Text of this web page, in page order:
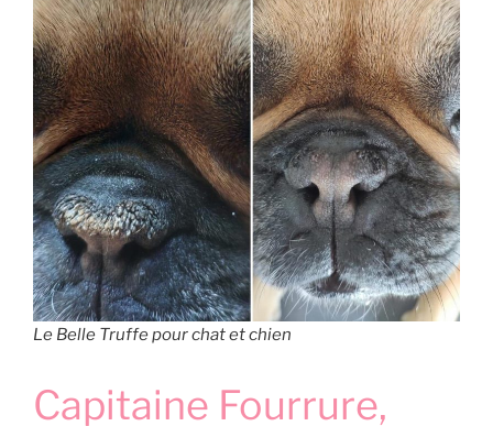
Le Belle Truffe pour chat et chien
Capitaine Fourrure,